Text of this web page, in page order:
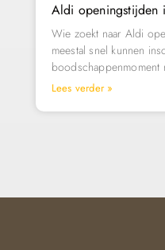
Aldi openingstijden
Wie zoekt naar Aldi
meestal snel kunnen
Lees verder »